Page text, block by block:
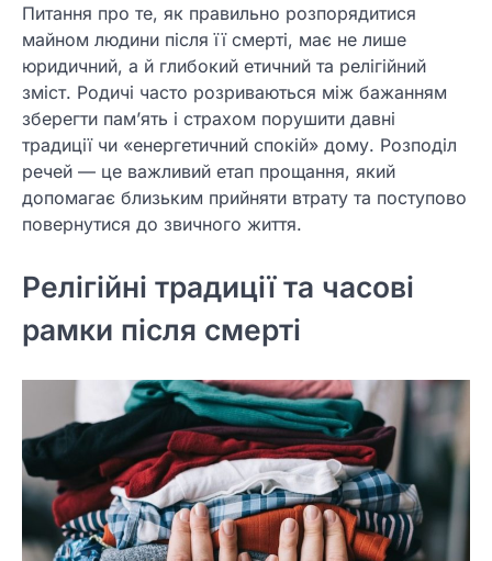
Питання про те, як правильно розпорядитися
майном людини після її смерті, має не лише
юридичний, а й глибокий етичний та релігійний
зміст. Родичі часто розриваються між бажанням
зберегти пам’ять і страхом порушити давні
традиції чи «енергетичний спокій» дому. Розподіл
речей — це важливий етап прощання, який
допомагає близьким прийняти втрату та поступово
повернутися до звичного життя.
Релігійні традиції та часові
рамки після смерті